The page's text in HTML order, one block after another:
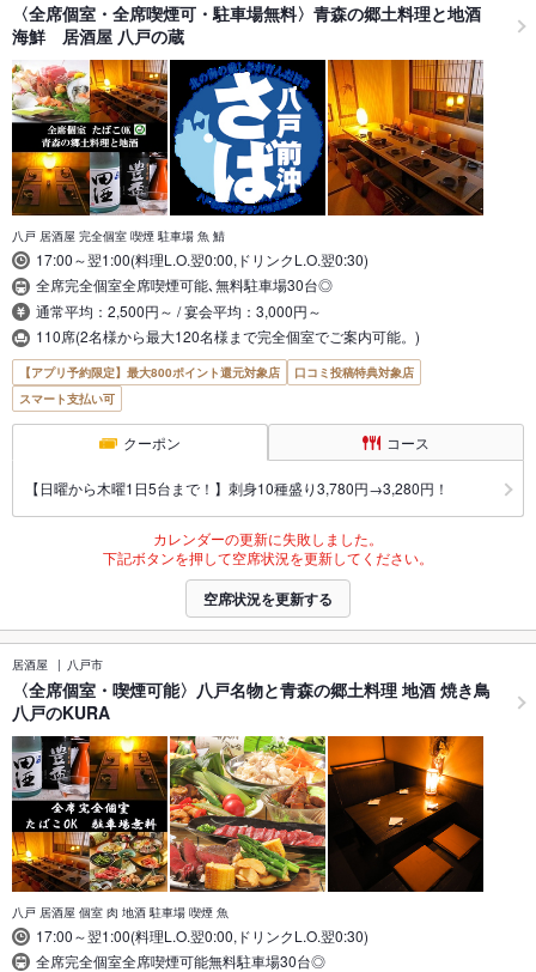
〈全席個室・全席喫煙可・駐車場無料〉青森の郷土料理と地酒
海鮮 居酒屋 八戸の蔵
八戸 居酒屋 完全個室 喫煙 駐車場 魚 鯖
17:00～翌1:00(料理L.O.翌0:00,ドリンクL.O.翌0:30)
全席完全個室全席喫煙可能､無料駐車場30台◎
通常平均：2,500円～ / 宴会平均：3,000円～
110席(2名様から最大120名様まで完全個室でご案内可能。)
【アプリ予約限定】最大800ポイント還元対象店
口コミ投稿特典対象店
スマート支払い可
クーポン コース
【日曜から木曜1日5台まで！】刺身10種盛り3,780円→3,280円！
カレンダーの更新に失敗しました。
下記ボタンを押して空席状況を更新してください。
空席状況を更新する
居酒屋 八戸市
〈全席個室・喫煙可能〉八戸名物と青森の郷土料理 地酒 焼き鳥
八戸のKURA
八戸 居酒屋 個室 肉 地酒 駐車場 喫煙 魚
17:00～翌1:00(料理L.O.翌0:00,ドリンクL.O.翌0:30)
全席完全個室全席喫煙可能無料駐車場30台◎